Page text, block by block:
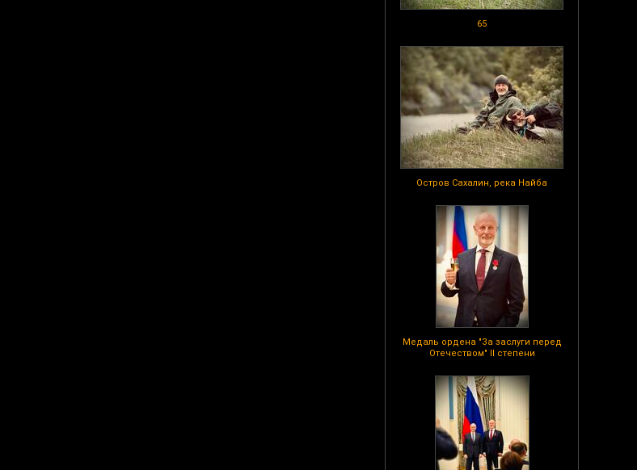
65
Остров Сахалин, река Найба
Медаль ордена "За заслуги перед
Отечеством" II степени